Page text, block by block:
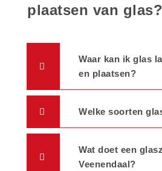
plaatsen van glas?
Waar kan ik glas
en plaatsen?
Welke soorten
Wat doet een
Veenendaal?